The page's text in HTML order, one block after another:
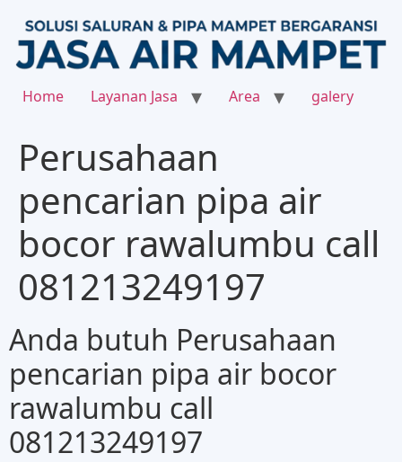
Home Layanan Jasa Area galery
Perusahaan
pencarian pipa air
bocor rawalumbu call
081213249197
Anda butuh Perusahaan
pencarian pipa air bocor
rawalumbu call
081213249197